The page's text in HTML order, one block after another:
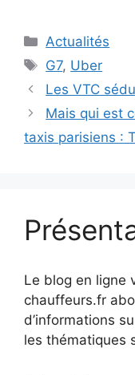
Catégories
Actualités
Étiquettes
G7, Uber
Les VTC
Mais qui est
taxis parisiens :
Le blog en ligne
chauffeurs.fr
d’informations
les thématiques